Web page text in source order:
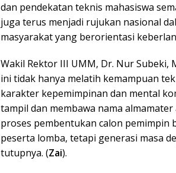
dan pendekatan teknis mahasiswa
juga terus menjadi rujukan nasional
masyarakat yang berorientasi
Wakil Rektor III UMM, Dr. Nur Subeki,
ini tidak hanya melatih kemampuan
karakter kepemimpinan dan mental
tampil dan membawa nama
proses pembentukan calon pemimpin
peserta lomba, tetapi generasi masa
tutupnya. (Zai).